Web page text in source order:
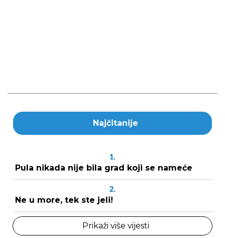
Najčitanije
1.
Pula nikada nije bila grad koji se nameće
2.
Ne u more, tek ste jeli!
Prikaži više vijesti